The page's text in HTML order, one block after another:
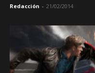
Redacción - 21/02/2014